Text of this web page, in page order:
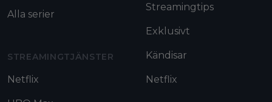
Alla serier
STREAMINGTJÄNSTER
Netflix
Streamingtips
Exklusivt
Kändisar
Netflix